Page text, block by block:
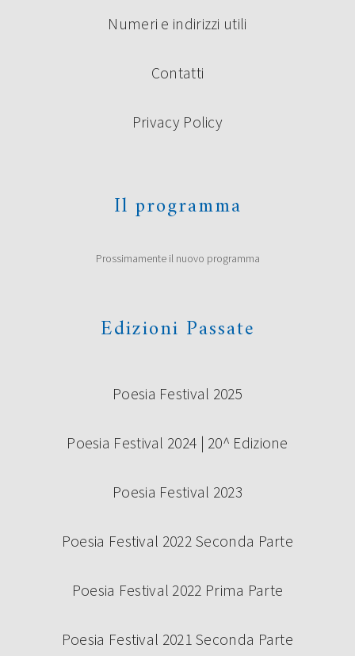
Numeri e indirizzi utili
Contatti
Privacy Policy
Il programma
Prossimamente il nuovo programma
Edizioni Passate
Poesia Festival 2025
Poesia Festival 2024 | 20^ Edizione
Poesia Festival 2023
Poesia Festival 2022 Seconda Parte
Poesia Festival 2022 Prima Parte
Poesia Festival 2021 Seconda Parte